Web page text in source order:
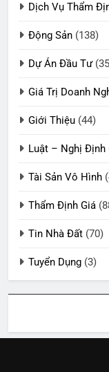
Dịch Vụ Thẩm
Động Sản (138)
Dự Án Đầu Tư
Giá Trị Doanh
Giới Thiệu (44)
Luật – Nghị Định
Tài Sản Vô Hình
Thẩm Định Giá
Tin Nhà Đất (70)
Tuyển Dụng (3)